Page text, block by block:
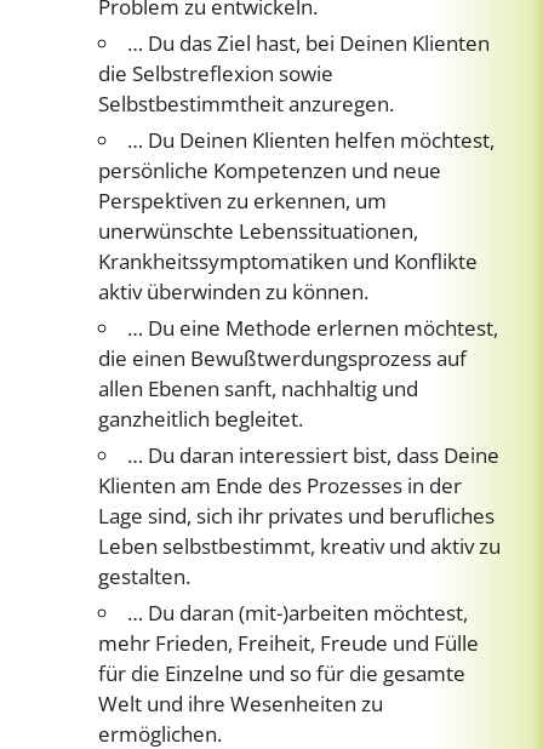
Problem zu entwickeln.
… Du das Ziel hast, bei Deinen Klienten
die Selbstreflexion sowie
Selbstbestimmtheit anzuregen.
… Du Deinen Klienten helfen möchtest,
persönliche Kompetenzen und neue
Perspektiven zu erkennen, um
unerwünschte Lebenssituationen,
Krankheitssymptomatiken und Konflikte
aktiv überwinden zu können.
… Du eine Methode erlernen möchtest,
die einen Bewußtwerdungsprozess auf
allen Ebenen sanft, nachhaltig und
ganzheitlich begleitet.
… Du daran interessiert bist, dass Deine
Klienten am Ende des Prozesses in der
Lage sind, sich ihr privates und berufliches
Leben selbstbestimmt, kreativ und aktiv zu
gestalten.
… Du daran (mit-)arbeiten möchtest,
mehr Frieden, Freiheit, Freude und Fülle
für die Einzelne und so für die gesamte
Welt und ihre Wesenheiten zu
ermöglichen.